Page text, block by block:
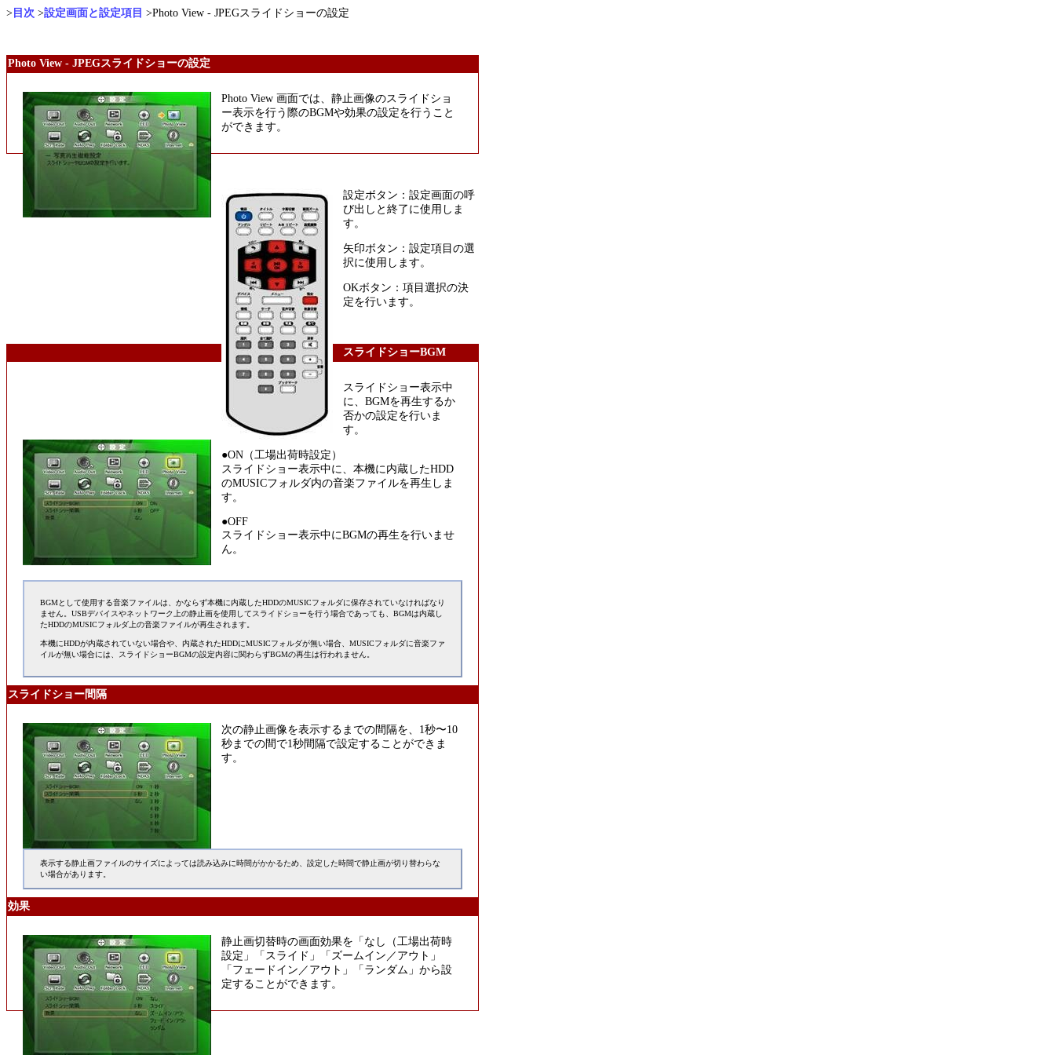
> 目次 >設定画面と設定項目 >Photo View - JPEGスライドショーの設定
Photo View - JPEGスライドショーの設定
Photo View 画面では、静止画像のスライドショ
ー表示を行う際のBGMや効果の設定を行うこと
ができます。
設定ボタン：設定画面の呼
び出しと終了に使用しま
す。
矢印ボタン：設定項目の選
択に使用します。
OKボタン：項目選択の決
定を行います。
スライドショーBGM
スライドショー表示中
に、BGMを再生するか
否かの設定を行いま
す。
●ON（工場出荷時設定）
スライドショー表示中に、本機に内蔵したHDD
のMUSICフォルダ内の音楽ファイルを再生しま
す。
●OFF
スライドショー表示中にBGMの再生を行いませ
ん。
BGMとして使用する音楽ファイルは、かならず本機に内蔵したHDDのMUSICフォルダに保存されていなければなり
ません。USBデバイスやネットワーク上の静止画を使用してスライドショーを行う場合であっても、BGMは内蔵し
たHDDのMUSICフォルダ上の音楽ファイルが再生されます。
本機にHDDが内蔵されていない場合や、内蔵されたHDDにMUSICフォルダが無い場合、MUSICフォルダに音楽ファ
イルが無い場合には、スライドショーBGMの設定内容に関わらずBGMの再生は行われません。
スライドショー間隔
次の静止画像を表示するまでの間隔を、1秒〜10
秒までの間で1秒間隔で設定することができま
す。
表示する静止画ファイルのサイズによっては読み込みに時間がかかるため、設定した時間で静止画が切り替わらな
い場合があります。
効果
静止画切替時の画面効果を「なし（工場出荷時
設定」「スライド」「ズームイン／アウト」
「フェードイン／アウト」「ランダム」から設
定することができます。